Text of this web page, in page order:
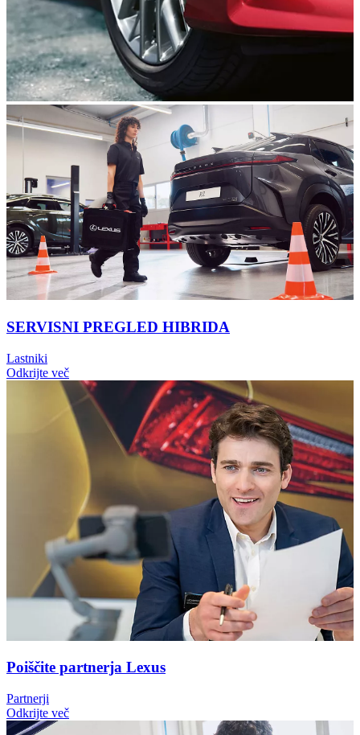
SERVISNI PREGLED HIBRIDA
Lastniki
Odkrijte več
Poiščite partnerja Lexus
Partnerji
Odkrijte več